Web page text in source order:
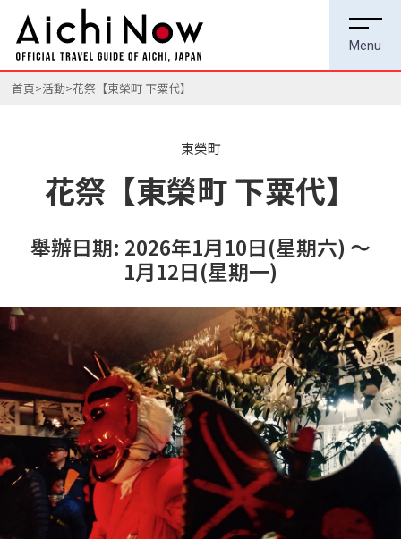
首頁 活動 花祭【東榮町 下粟代】
東榮町
花祭【東榮町 下粟代】
舉辦日期: 2026年1月10日(星期六) ～
1月12日(星期一)